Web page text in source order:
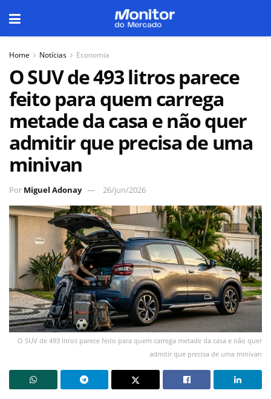
Home Notícias Economia
O SUV de 493 litros parece
feito para quem carrega
metade da casa e não quer
admitir que precisa de uma
minivan
Por Miguel Adonay 26/jun/2026
O SUV de 493 litros parece feito para quem carrega metade da casa e não quer
admitir que precisa de uma minivan